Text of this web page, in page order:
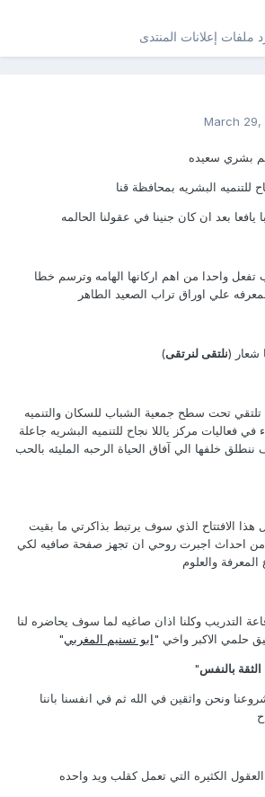
ملفات إعلانات المنتدى
March
بشري سعيده
للتنميه البشريه بمحافظة قنا
بعد ان كان جنينا في عقولنا الحالمه
تفعل واحدا من اهم اركانها الهامه وترسم خطا
علي اوراق تراب الصعيد الطاهر
( نلتقى لنرتقى)
تلتقي تحت سطح جمعية الشباب للسكان والتنميه
فعاليات مركز ياللا نجاح للتنميه البشريه جاعلة
خلفها الي آفاق الحياة الرحبه المليئه بالحب
الافتتاح الذي سوف يرتبط بذاكرتي ما بقيت
من احداث اجبرت روحي ان تجهز صفحة صافيه لكي
والعلوم
التدريب وكلنا اذان صاغيه لما سوف يحاضره لنا
حلمي الاكبر واخي " ابو تسنيم المغربي"
الثقة بالنفس"
ونحن واثقين في الله ثم في انفسنا باننا
الكثيره التي تعمل كقلب ويد واحده